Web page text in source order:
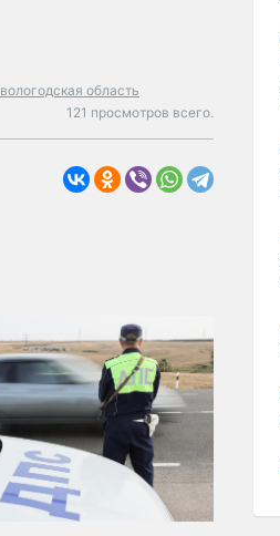
вологодская область
121 просмотров всего.